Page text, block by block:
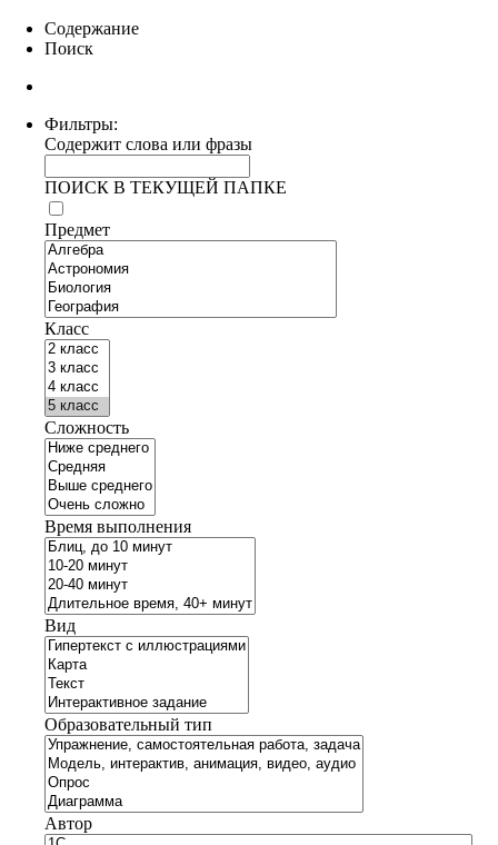
Содержание
Поиск
Фильтры:
Содержит слова или фразы
ПОИСК В ТЕКУЩЕЙ ПАПКЕ
Предмет
Класс
Сложность
Время выполнения
Вид
Образовательный тип
Автор